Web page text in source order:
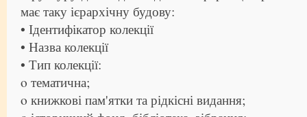
має таку ієрархічну будову:
• Ідентифікатор колекції
• Назва колекції
• Тип колекції:
o тематична;
o книжкові пам'ятки та рідкісні видання;